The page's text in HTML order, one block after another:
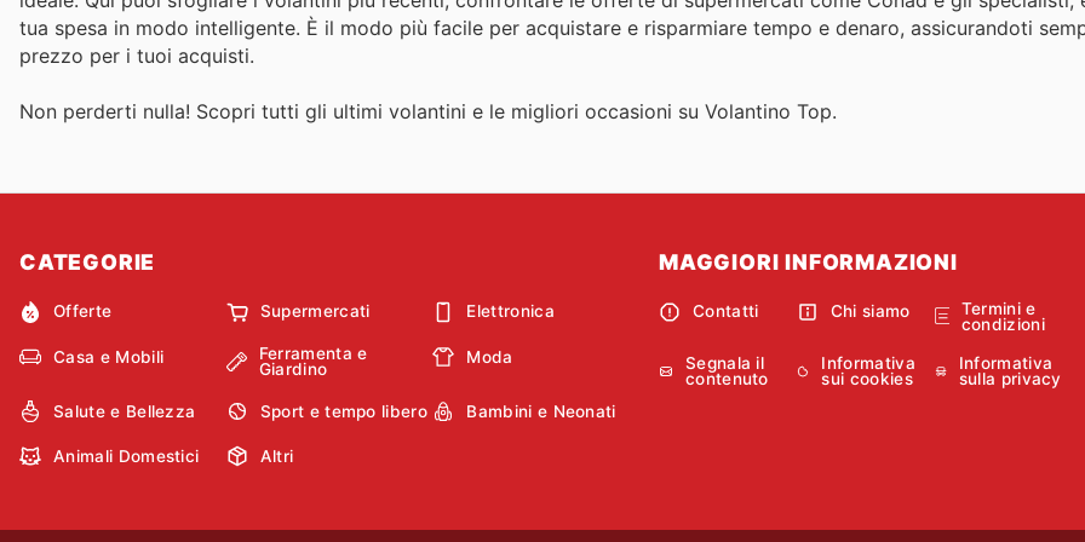
tua spesa in modo intelligente. È il modo più facile per acquistare e risparmiare tempo e denaro, assicurandoti
prezzo per i tuoi acquisti.
Non perderti nulla! Scopri tutti gli ultimi volantini e le migliori occasioni su Volantino Top.
CATEGORIE
Offerte Supermercati Elettronica
Casa e Mobili
Ferramenta e
Giardino
Moda
Salute e Bellezza Sport e tempo libero Bambini e Neonati
Animali Domestici Altri
MAGGIORI INFORMAZIONI
Contatti Chi siamo
Termini e
condizioni
Segnala il
contenuto
Informativa
sui cookies
Informativa
sulla privacy